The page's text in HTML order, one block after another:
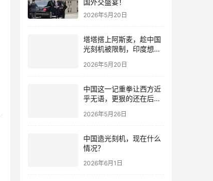
2026年5月20日
塔塔搭上阿斯麦，趁中国
光刻机被限制，印度想抓
2026年5月20日
中国这一记重拳让西方近
乎无语，更狠的还在后
2026年5月26日
中国造光刻机，现在什么
情况？
2026年6月1日